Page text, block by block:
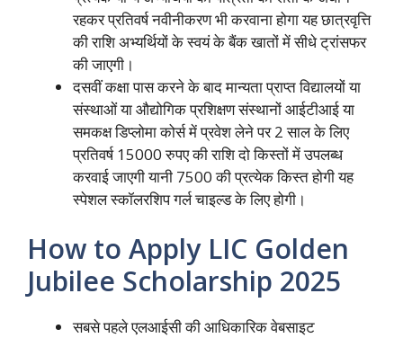
रहकर प्रतिवर्ष नवीनीकरण भी करवाना होगा यह छात्रवृत्ति
की राशि अभ्यर्थियों के स्वयं के बैंक खातों में सीधे ट्रांसफर
की जाएगी।
दसवीं कक्षा पास करने के बाद मान्यता प्राप्त विद्यालयों या
संस्थाओं या औद्योगिक प्रशिक्षण संस्थानों आईटीआई या
समकक्ष डिप्लोमा कोर्स में प्रवेश लेने पर 2 साल के लिए
प्रतिवर्ष 15000 रुपए की राशि दो किस्तों में उपलब्ध
करवाई जाएगी यानी 7500 की प्रत्येक किस्त होगी यह
स्पेशल स्कॉलरशिप गर्ल चाइल्ड के लिए होगी।
How to Apply LIC Golden
Jubilee Scholarship 2025
सबसे पहले एलआईसी की आधिकारिक वेबसाइट